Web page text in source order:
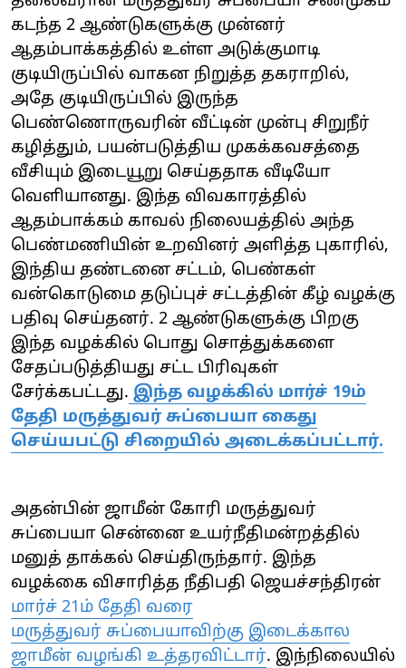
கடந்த 2 ஆண்டுகளுக்கு முன்னர்
ஆதம்பாக்கத்தில் உள்ள அடுக்குமாடி
குடியிருப்பில் வாகன நிறுத்த தகராறில்,
அதே குடியிருப்பில் இருந்த
பெண்ணொருவரின் வீட்டின் முன்பு சிறுநீர்
கழித்தும், பயன்படுத்திய முகக்கவசத்தை
வீசியும் இடையூறு செய்ததாக வீடியோ
வெளியானது. இந்த விவகாரத்தில்
ஆதம்பாக்கம் காவல் நிலையத்தில் அந்த
பெண்மணியின் உறவினர் அளித்த புகாரில்,
இந்திய தண்டனை சட்டம், பெண்கள்
வன்கொடுமை தடுப்புச் சட்டத்தின் கீழ் வழக்கு
பதிவு செய்தனர். 2 ஆண்டுகளுக்கு பிறகு
இந்த வழக்கில் பொது சொத்துக்களை
சேதப்படுத்தியது சட்ட பிரிவுகள்
சேர்க்கபட்டது. இந்த வழக்கில் மார்ச் 19ம்
தேதி மருத்துவர் சுப்பையா கைது
செய்யபட்டு சிறையில் அடைக்கப்பட்டார்.
அதன்பின் ஜாமீன் கோரி மருத்துவர்
சுப்பையா சென்னை உயர்நீதிமன்றத்தில்
மனுத் தாக்கல் செய்திருந்தார். இந்த
வழக்கை விசாரித்த நீதிபதி ஜெயச்சந்திரன்
மார்ச் 21ம் தேதி வரை
மருத்துவர் சுப்பையாவிற்கு இடைக்கால
ஜாமீன் வழங்கி உத்தரவிட்டார். இந்நிலையில்